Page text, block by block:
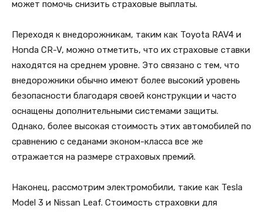
может помочь снизить страховые выплаты.
Переходя к внедорожникам, таким как Toyota RAV4 и
Honda CR-V, можно отметить, что их страховые ставки
находятся на среднем уровне. Это связано с тем, что
внедорожники обычно имеют более высокий уровень
безопасности благодаря своей конструкции и часто
оснащены дополнительными системами защиты.
Однако, более высокая стоимость этих автомобилей по
сравнению с седанами эконом-класса все же
отражается на размере страховых премий.
Наконец, рассмотрим электромобили, такие как Tesla
Model 3 и Nissan Leaf. Стоимость страховки для